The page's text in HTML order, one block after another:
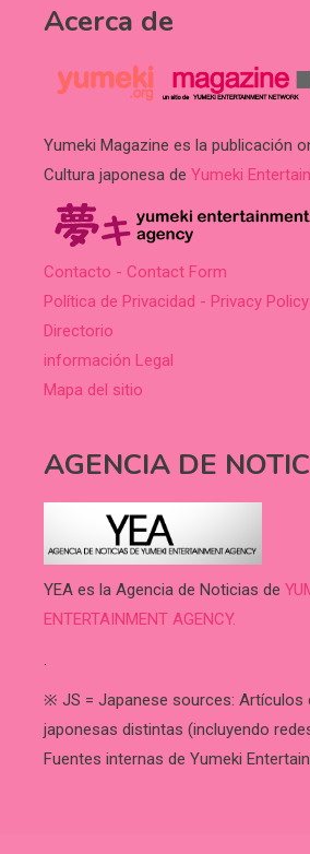
Acerca de
Yumeki Magazine es la publicación
Cultura japonesa de Yumeki
Contacto - Contact Form
Política de Privacidad - Privacy Policy
Directorio
información Legal
Mapa del sitio
AGENCIA DE
YEA es la Agencia de Noticias de
ENTERTAINMENT AGENCY.
.
※ JS = Japanese sources: Artículos
japonesas distintas (incluyendo
Fuentes internas de Yumeki